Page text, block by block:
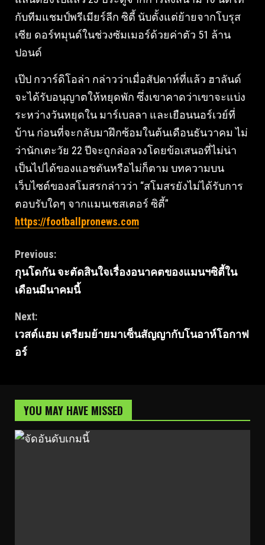
กับทีมแชมป์พรีเมียร์ลีก ซิตี้ นับตั้งแต่ย้ายจากโบรุส
เซีย ดอร์ทมุนด์ในช่วงซัมเมอร์ด้วยค่าตัว 51 ล้าน
ปอนด์
เป๊ป กวาร์ดิโอล่า กล่าวว่าเมื่อสัปดาห์ที่แล้ว ฮาลันด์
จะได้รับอนุญาตให้หยุดพัก ซึ่งเขาคาดว่าเขาจะแบ่ง
ระหว่างวันหยุดใน มาร์เบลลา และเยือนนอร์เวย์ที่
บ้าน ก่อนที่จะกลับมาฝึกซ้อมในต้นเดือนธันวาคม ไม่
ว่านักเตะวัย 22 ปีจะถูกล่อลวงโดยข้อเสนอที่ไม่น่า
เป็นไปได้ของแอชตันหรือไม่ก็ตาม บทความบน
เว็บไซต์ของสโมสรกล่าวว่า “สโมสรยังไม่ได้รับการ
ตอบรับใดๆ จากแมนเชสเตอร์ ซิตี้”
https://footballpronews.com
Continue
Reading
Previous:
กุนโดกัน จะตัดสินใจเรื่องอนาคตของแมนฯซิตี้ใน
เดือนมีนาคมนี้
Next:
เวสต์แฮม เตรียมย้ายมาเซ็นสัญญากับโนอาห์โอกาฟ
อร์
YOU MAY HAVE MISSED